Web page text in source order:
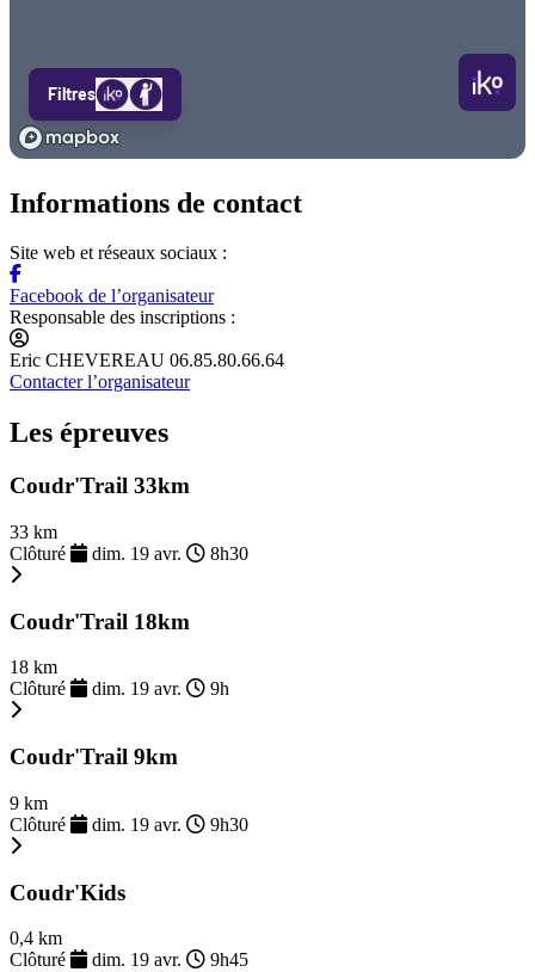
Informations de contact
Site web et réseaux sociaux :
Facebook de l’organisateur
Responsable des inscriptions :
Eric CHEVEREAU 06.85.80.66.64
Contacter l’organisateur
Les épreuves
Coudr'Trail 33km
33 km
Clôturé
dim. 19 avr. 8h30
Coudr'Trail 18km
18 km
Clôturé
dim. 19 avr. 9h
Coudr'Trail 9km
9 km
Clôturé
dim. 19 avr. 9h30
Coudr'Kids
0,4 km
Clôturé
dim. 19 avr. 9h45